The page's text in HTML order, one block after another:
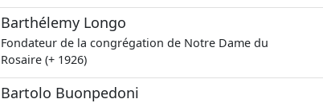
Barthélemy Longo
Fondateur de la congrégation de Notre Dame du
Rosaire (+ 1926)
Bartolo Buonpedoni